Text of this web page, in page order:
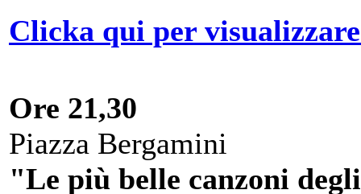
Clicka qui per
Ore 21,30
Piazza Bergamini
"Le più belle canzoni